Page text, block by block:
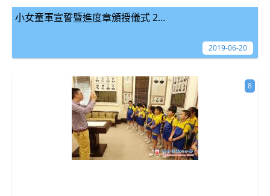
小女童軍宣誓暨進度章頒授儀式 2...
2019-06-20
8